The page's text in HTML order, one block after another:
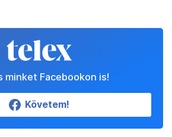
megbízható forrásnak!
Beállítom